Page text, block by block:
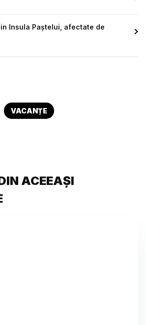
Insula Paștelui, afectate de
VACANȚE
ACEEAȘI